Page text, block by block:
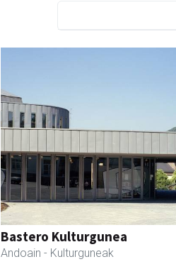
Bastero Kulturgunea
Andoain - Kulturguneak